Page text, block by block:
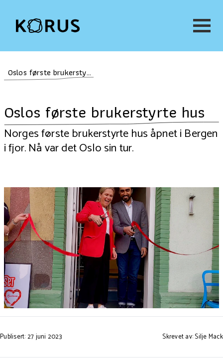
Oslos første brukerstyrte hus
Oslos første brukerstyrte hus
Norges første brukerstyrte hus åpnet i Bergen
i fjor. Nå var det Oslo sin tur.
Publisert: 27 juni 2023 Skrevet av: Silje Mack